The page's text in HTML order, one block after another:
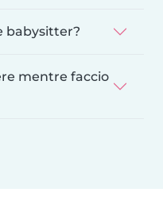
babysitter?
mentre faccio